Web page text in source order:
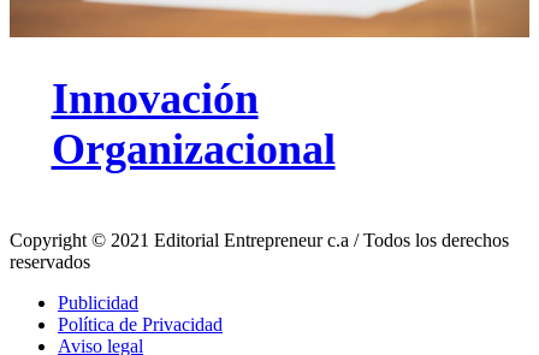
Innovación
Organizacional
Copyright © 2021 Editorial Entrepreneur c.a / Todos los derechos
reservados
Publicidad
Política de Privacidad
Aviso legal